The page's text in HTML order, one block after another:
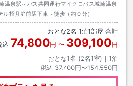
温泉駅～バス共同運行マイクロバス城崎温泉
招月庭前駅下車～徒歩（約０分）
おとな2名 1泊1部屋 合計
込 74,800円 〜 309,100円
おとな1名 (2名1室)｜ 1泊
税込 37,400円〜154,550円